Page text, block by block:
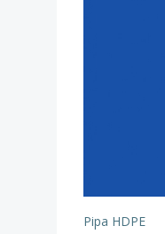
Pipa HDPE